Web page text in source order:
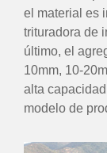
el material es
trituradora de
último, el
10mm, 10-
alta
modelo de